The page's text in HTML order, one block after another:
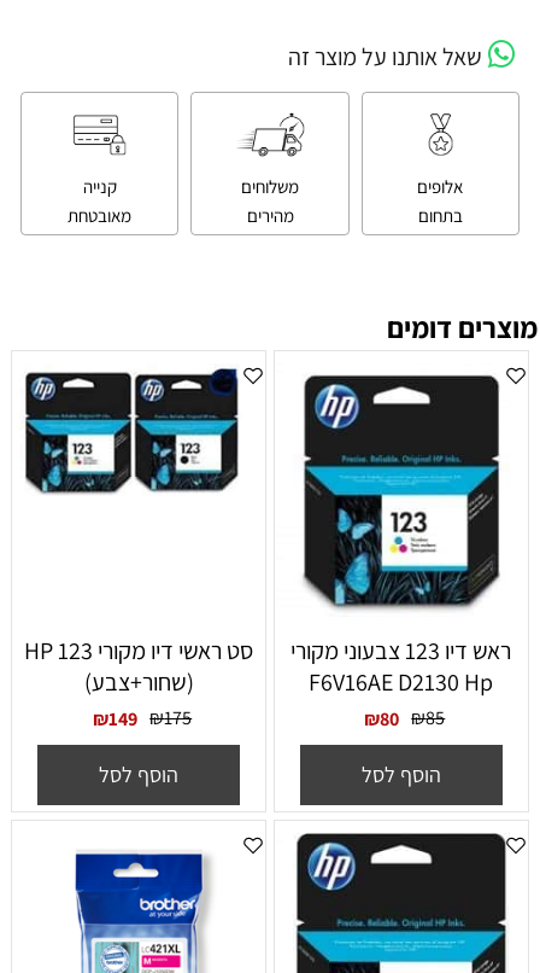
שאל אותנו על מוצר זה
אלופים
בתחום
משלוחים
מהירים
קנייה
מאובטחת
מוצרים דומים
ראש דיו 123 צבעוני מקורי
F6V16AE D2130 Hp
₪85
₪80
הוסף לסל
סט ראשי דיו מקורי HP 123
(שחור+צבע)
₪175
₪149
הוסף לסל